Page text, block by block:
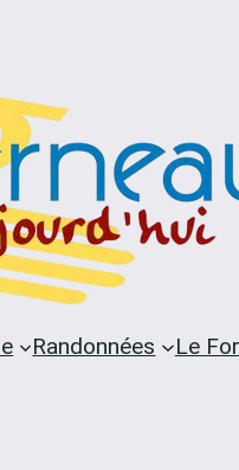
Randonnées Le